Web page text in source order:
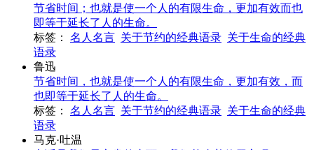
节省时间；也就是使一个人的有限生命，更加有效而也
即等于延长了人的生命。
标签：
名人名言 关于节约的经典语录 关于生命的经典
语录
鲁迅
节省时间，也就是使一个人的有限生命，更加有效，而
也即等于延长了人的生命。
标签：
名人名言 关于节约的经典语录 关于生命的经典
语录
马克·吐温